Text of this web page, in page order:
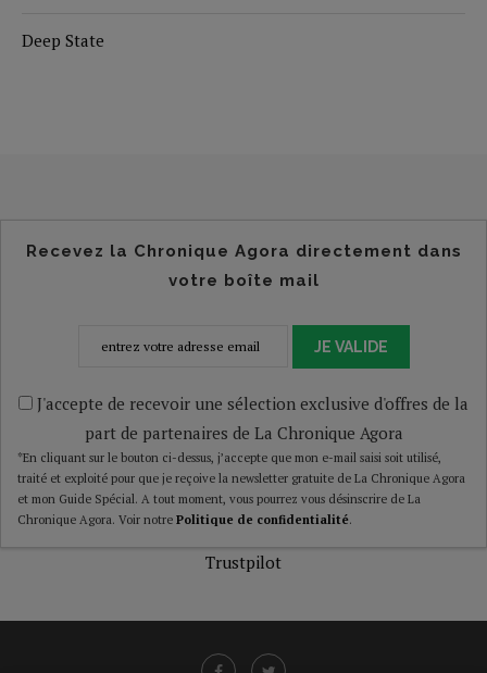
Deep State
Recevez la Chronique Agora directement dans
votre boîte mail
JE VALIDE
J'accepte de recevoir une sélection exclusive d'offres de la
part de partenaires de La Chronique Agora
*En cliquant sur le bouton ci-dessus, j’accepte que mon e-mail saisi soit utilisé,
traité et exploité pour que je reçoive la newsletter gratuite de La Chronique Agora
et mon Guide Spécial. A tout moment, vous pourrez vous désinscrire de La
Chronique Agora. Voir notre Politique de confidentialité.
Trustpilot